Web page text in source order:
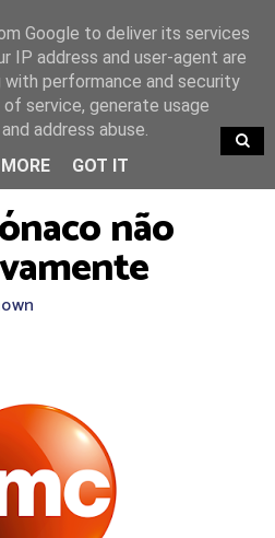
não
Google to deliver its services
IP address and user-agent are
with performance and security
service, generate usage
address abuse.
GOT IT